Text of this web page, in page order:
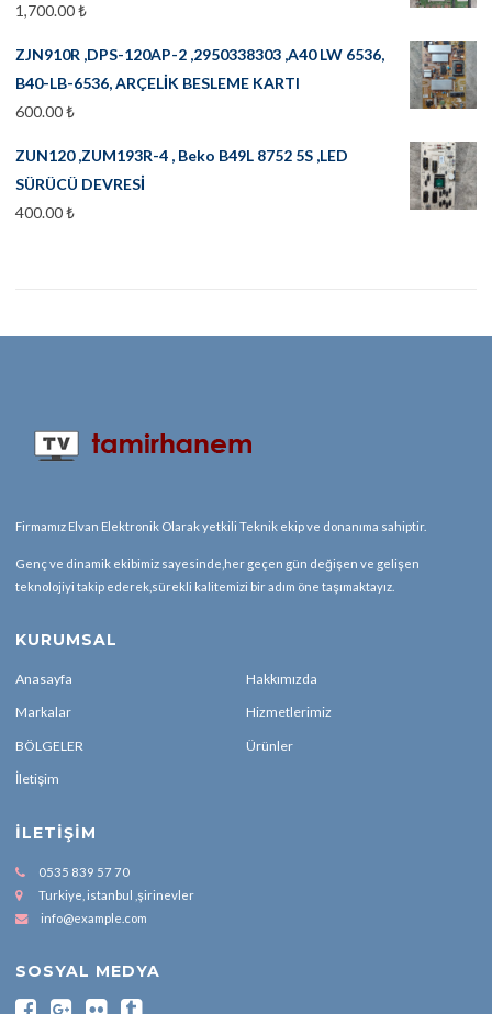
1,700.00₺
ZJN910R ,DPS-120AP-2 ,2950338303 ,A40 LW 6536,
B40-LB-6536, ARÇELİK BESLEME KARTI
600.00₺
ZUN120 ,ZUM193R-4 , Beko B49L 8752 5S ,LED
SÜRÜCÜ DEVRESİ
400.00₺
Firmamız Elvan Elektronik Olarak yetkili Teknik ekip ve donanıma sahiptir.
Genç ve dinamik ekibimiz sayesinde,her geçen gün değişen ve gelişen
teknolojiyi takip ederek,sürekli kalitemizi bir adım öne taşımaktayız.
KURUMSAL
Anasayfa Hakkımızda
Markalar Hizmetlerimiz
BÖLGELER Ürünler
İletişim
İLETIŞIM
0535 839 57 70
Turkiye, istanbul ,şirinevler
info@example.com
SOSYAL MEDYA